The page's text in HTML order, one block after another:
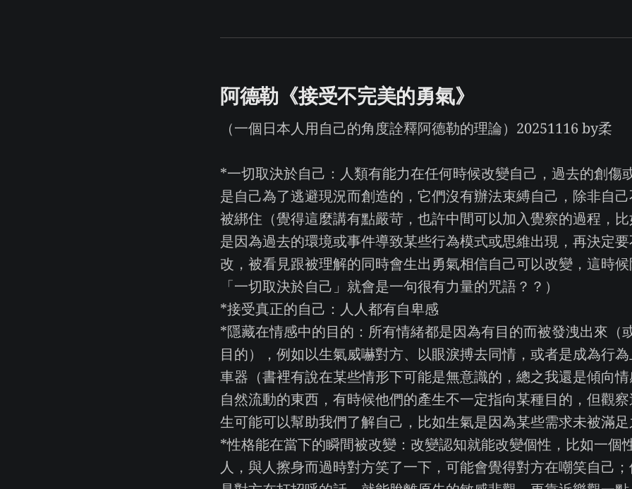
阿德勒《接受不完美的勇氣》
（一個日本人用自己的角度詮釋阿德勒的理論）20251116 by柔
*一切取決於自己：人類有能力在任何時候改變自己，過去的創傷
是自己為了逃避現況而創造的，它們沒有辦法束縛自己，除非自
被綁住（覺得這麼講有點嚴苛，也許中間可以加入覺察的過程，
是因為過去的環境或事件導致某些行為模式或思維出現，再決定
改，被看見跟被理解的同時會生出勇氣相信自己可以改變，這時
「一切取決於自己」就會是一句很有力量的咒語？？）
*接受真正的自己：人人都有自卑感
*隱藏在情感中的目的：所有情緒都是因為有目的而被發洩出來（
目的），例如以生氣威嚇對方、以眼淚搏去同情，或者是成為行
車器（書裡有說在某些情形下可能是無意識的，總之我還是傾向
自然流動的東西，有時候他們的產生不一定指向某種目的，但觀
生可能可以幫助我們了解自己，比如生氣是因為某些需求未被滿足
*性格能在當下的瞬間被改變：改變認知就能改變個性，比如一個
人，與人擦身而過時對方笑了一下，可能會覺得對方在嘲笑自己